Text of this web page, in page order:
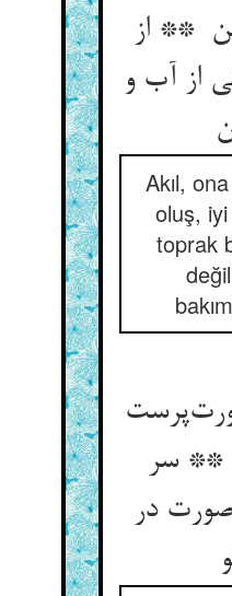
** از
از آب و
Akıl,
oluş,
toprak
** سر
در